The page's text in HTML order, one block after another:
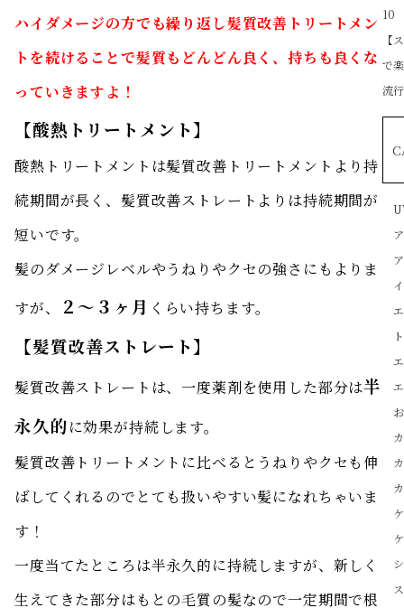
ハイダメージの方でも繰り返し髪質改善トリートメン
トを続けることで髪質もどんどん良く、持ちも良くな
っていきますよ！
【酸熱トリートメント】
酸熱トリートメントは髪質改善トリートメントより持
続期間が長く、髪質改善ストレートよりは持続期間が
短いです。
髪のダメージレベルやうねりやクセの強さにもよりま
すが、
２〜３ヶ月 くらい持ちます。
【髪質改善ストレート】
髪質改善ストレートは、一度薬剤を使用した部分は半
永久的に効果が持続します。
髪質改善トリートメントに比べるとうねりやクセも伸
ばしてくれるのでとても扱いやすい髪になれちゃいま
す！
一度当てたところは半永久的に持続しますが、新しく
生えてきた部分はもとの毛質の髪なので一定期間で根
10
【
で
流
ト